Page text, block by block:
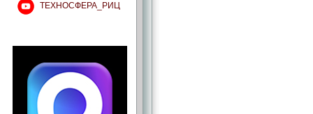
ТЕХНОСФЕРА_РИЦ